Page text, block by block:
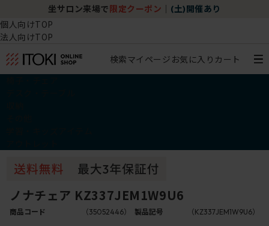
坐サロン来場で 限定クーポン (土)開催あり
個人向けTOP
法人向けTOP
検索マイページ お気に入り カート
ノナチェア KZ337JEM1W9U6
商品コード （35052446） 製品記号 （KZ337JEM1W9U6）